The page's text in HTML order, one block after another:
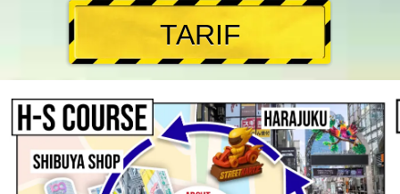
TARIF